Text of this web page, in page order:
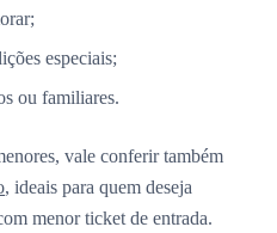
especiais;
ou familiares.
vale conferir também
, ideais para quem deseja
menor ticket de entrada.